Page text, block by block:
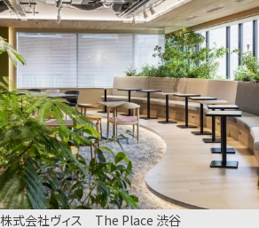
株式会社ヴィス The Place 渋谷